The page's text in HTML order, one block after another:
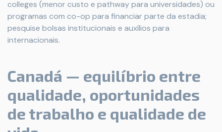
colleges (menor custo e pathway para universidades) ou
programas com co-op para financiar parte da estadia;
pesquise bolsas institucionais e auxílios para
internacionais.
Canadá — equilíbrio entre
qualidade, oportunidades
de trabalho e qualidade de